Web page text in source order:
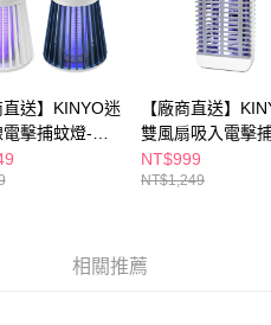
理人或監護人之同意方可使用
者引起之損失，本公司不負相關責
據個別帳號之用戶狀況，依本公司即
不足之情形，本公司將視審查結果
戶之使用額度並採取法律行動。
免運費
貨)
運費
直送】KINYO迷
擊捕蚊燈-兩
【廠商直送】
雙風扇吸入電擊
NT$999
NT$1,249
相關推薦